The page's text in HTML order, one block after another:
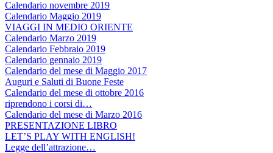
Calendario novembre 2019
Calendario Maggio 2019
VIAGGI IN MEDIO ORIENTE
Calendario Marzo 2019
Calendario Febbraio 2019
Calendario gennaio 2019
Calendario del mese di Maggio 2017
Auguri e Saluti di Buone Feste
Calendario del mese di ottobre 2016
riprendono i corsi di…
Calendario del mese di Marzo 2016
PRESENTAZIONE LIBRO
LET’S PLAY WITH ENGLISH!
Legge dell’attrazione…